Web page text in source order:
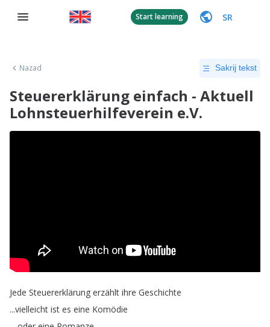
Start learning SR
Nazad Sakrij tekst
Steuererklärung einfach - Aktuell
Lohnsteuerhilfeverein e.V.
Jede Steuererklärung erzählt ihre Geschichte
...vielleicht ist es eine Komödie